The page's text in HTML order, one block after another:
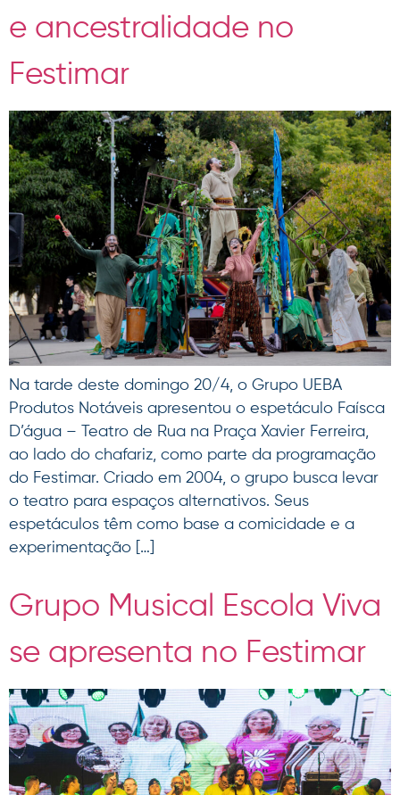
e ancestralidade no
Festimar
Na tarde deste domingo 20/4, o Grupo UEBA
Produtos Notáveis apresentou o espetáculo Faísca
D’água – Teatro de Rua na Praça Xavier Ferreira,
ao lado do chafariz, como parte da programação
do Festimar. Criado em 2004, o grupo busca levar
o teatro para espaços alternativos. Seus
espetáculos têm como base a comicidade e a
experimentação […]
Grupo Musical Escola Viva
se apresenta no Festimar